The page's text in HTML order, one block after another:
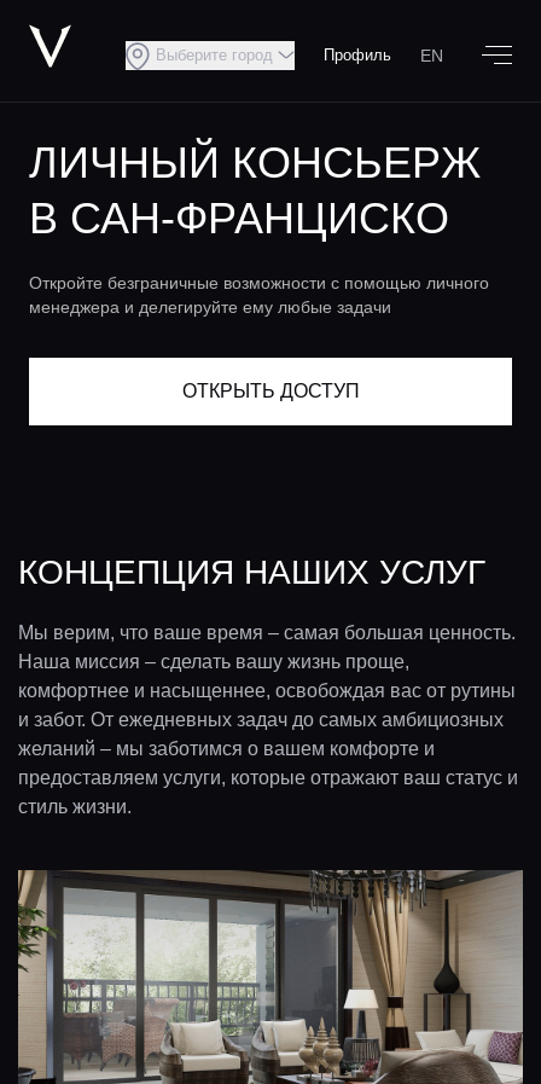
Выберите город Профиль EN
ЛИЧНЫЙ КОНСЬЕРЖ
В САН-ФРАНЦИСКО
Откройте безграничные возможности с помощью личного
менеджера и делегируйте ему любые задачи
ОТКРЫТЬ ДОСТУП
КОНЦЕПЦИЯ НАШИХ УСЛУГ
Мы верим, что ваше время – самая большая ценность.
Наша миссия – сделать вашу жизнь проще,
комфортнее и насыщеннее, освобождая вас от рутины
и забот. От ежедневных задач до самых амбициозных
желаний – мы заботимся о вашем комфорте и
предоставляем услуги, которые отражают ваш статус и
стиль жизни.